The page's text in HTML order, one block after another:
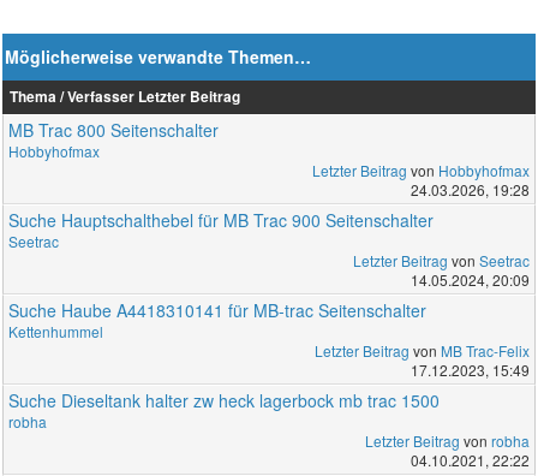
Möglicherweise verwandte Themen…
Thema / Verfasser Letzter Beitrag
MB Trac 800 Seitenschalter
Hobbyhofmax
Letzter Beitrag von Hobbyhofmax
24.03.2026, 19:28
Suche Hauptschalthebel für MB Trac 900 Seitenschalter
Seetrac
Letzter Beitrag von Seetrac
14.05.2024, 20:09
Suche Haube A4418310141 für MB-trac Seitenschalter
Kettenhummel
Letzter Beitrag von MB Trac-Felix
17.12.2023, 15:49
Suche Dieseltank halter zw heck lagerbock mb trac 1500
robha
Letzter Beitrag von robha
04.10.2021, 22:22